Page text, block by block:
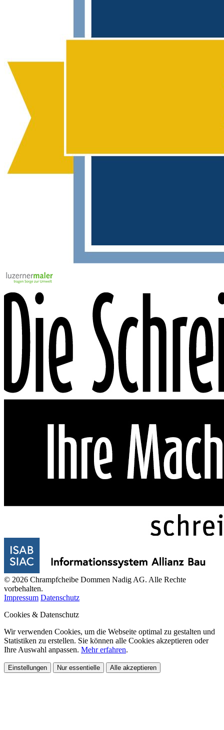
© 2026 Chrampfcheibe Dommen Nadig AG. Alle Rechte
vorbehalten.
Impressum Datenschutz
Cookies & Datenschutz
Wir verwenden Cookies, um die Webseite optimal zu gestalten und
Statistiken zu erstellen. Sie können alle Cookies akzeptieren oder
Ihre Auswahl anpassen. Mehr erfahren.
Einstellungen Nur essentielle Alle akzeptieren